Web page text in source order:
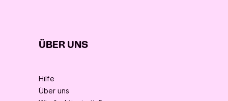
ÜBER UNS
Hilfe
Über uns